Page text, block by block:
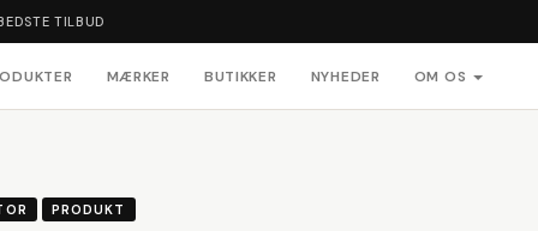
TILBUD
MÆRKER BUTIKKER NYHEDER OM OS
PRODUKT